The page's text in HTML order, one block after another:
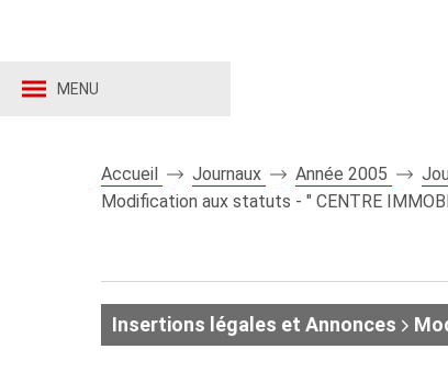
MENU
Accueil Journaux Année 2005
Modification aux statuts - " CENTRE
Insertions légales et Annonces